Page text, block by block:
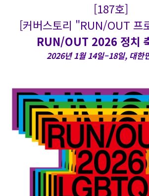
[187호]
[커버스토리 "RUN/OUT 프
RUN/OUT 2026 정치
2026년 1월 14일–18일, 대한